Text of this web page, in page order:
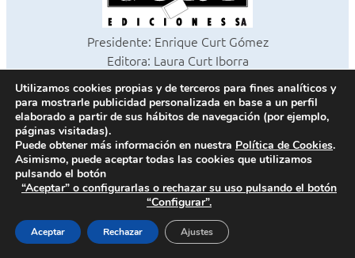
Presidente: Enrique Curt Gómez
Editora: Laura Curt Iborra
Todos los derechos reservados
Paseo de Gracia, 63. 1º 2ª. 08008 Barcelona -933 180 101
Fax 933 183 505
Política de cookies
Política de privacidad
Contacto
Utilizamos cookies propias y de terceros para fines analíticos y
para mostrarle publicidad personalizada en base a un perfil
elaborado a partir de sus hábitos de navegación (por ejemplo,
páginas visitadas).
Puede obtener más información en nuestra Política de Cookies.
Asimismo, puede aceptar todas las cookies que utilizamos
pulsando el botón
“Aceptar” o configurarlas o rechazar su uso pulsando el botón
“Configurar”.
Aceptar Rechazar Ajustes